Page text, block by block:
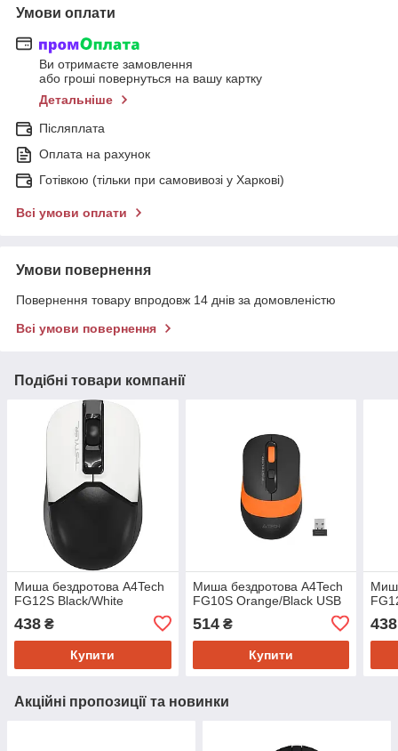
Умови оплати
Ви отримаєте замовлення
або гроші повернуться на вашу картку
Детальніше
Післяплата
Оплата на рахунок
Готівкою (тільки при самовивозі у Харкові)
Всі умови оплати
Умови повернення
Повернення товару впродовж 14 днів за домовленістю
Всі умови повернення
Подібні товари компанії
Миша бездротова A4Tech
FG12S Black/White
438 ₴
Купити
Миша бездротова A4Tech
FG10S Orange/Black USB
514₴
Купити
438
Акційні пропозиції та новинки